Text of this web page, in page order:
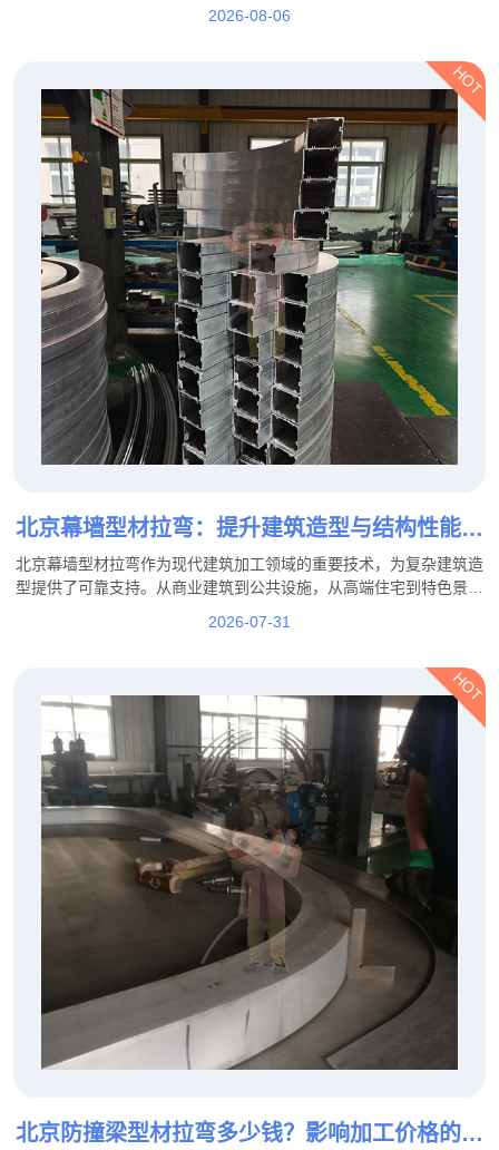
2026-08-06
HOT
北京幕墙型材拉弯：提升建筑造型与结构性能的
重要加工工艺
北京幕墙型材拉弯作为现代建筑加工领域的重要技术，为复杂建筑造
型提供了可靠支持。从商业建筑到公共设施，从高端住宅到特色景观
2026-07-31
HOT
北京防撞梁型材拉弯多少钱？影响加工价格的因